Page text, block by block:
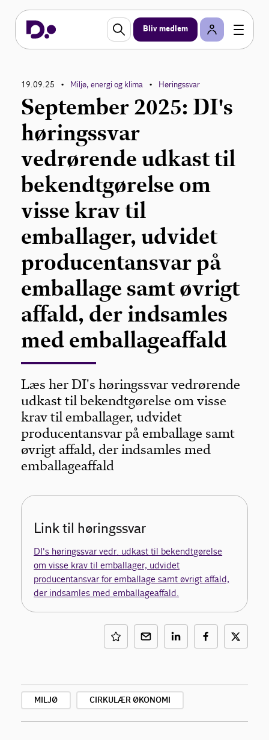
Bliv medlem
19.09.25 • Miljø, energi og klima • Høringssvar
September 2025: DI's
høringssvar
vedrørende udkast til
bekendtgørelse om
visse krav til
emballager, udvidet
producentansvar på
emballage samt øvrigt
affald, der indsamles
med emballageaffald
Læs her DI's høringssvar vedrørende
udkast til bekendtgørelse om visse
krav til emballager, udvidet
producentansvar på emballage samt
øvrigt affald, der indsamles med
emballageaffald
Link til høringssvar
DI's høringssvar vedr. udkast til bekendtgørelse
om visse krav til emballager, udvidet
producentansvar for emballage samt øvrigt affald,
der indsamles med emballageaffald.
MILJØ CIRKULÆR ØKONOMI